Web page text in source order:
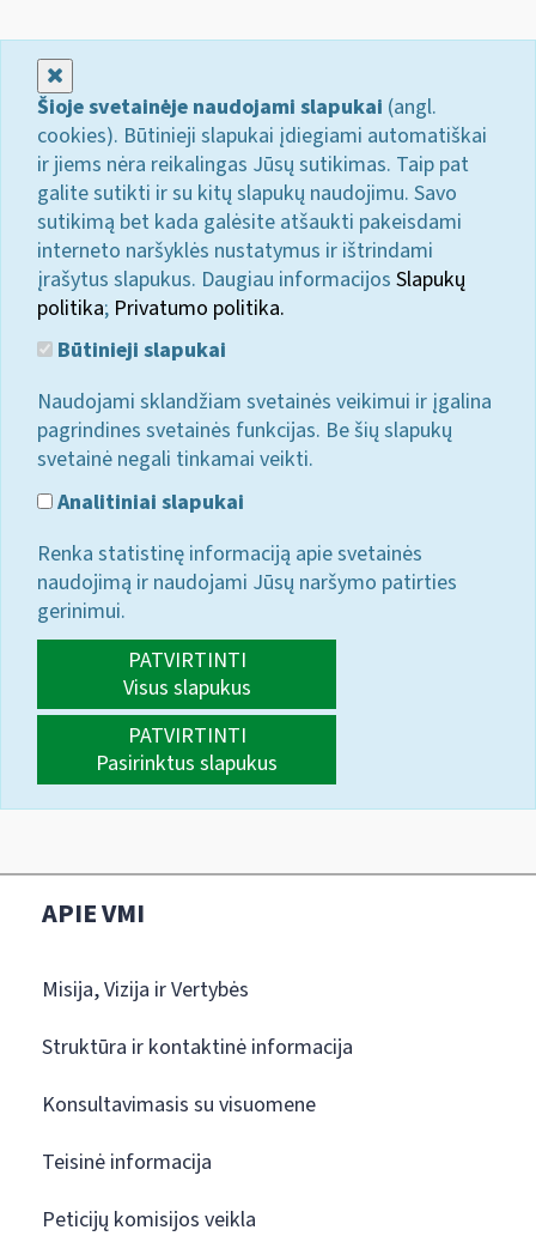
Šioje svetainėje naudojami slapukai (angl.
cookies). Būtinieji slapukai įdiegiami automatiškai
ir jiems nėra reikalingas Jūsų sutikimas. Taip pat
galite sutikti ir su kitų slapukų naudojimu. Savo
sutikimą bet kada galėsite atšaukti pakeisdami
interneto naršyklės nustatymus ir ištrindami
įrašytus slapukus. Daugiau informacijos Slapukų
politika; Privatumo politika.
Būtinieji slapukai
Naudojami sklandžiam svetainės veikimui ir įgalina
pagrindines svetainės funkcijas. Be šių slapukų
svetainė negali tinkamai veikti.
Analitiniai slapukai
Renka statistinę informaciją apie svetainės
naudojimą ir naudojami Jūsų naršymo patirties
gerinimui.
PATVIRTINTI
Visus slapukus
PATVIRTINTI
Pasirinktus slapukus
APIE VMI
Misija, Vizija ir Vertybės
Struktūra ir kontaktinė informacija
Konsultavimasis su visuomene
Teisinė informacija
Peticijų komisijos veikla